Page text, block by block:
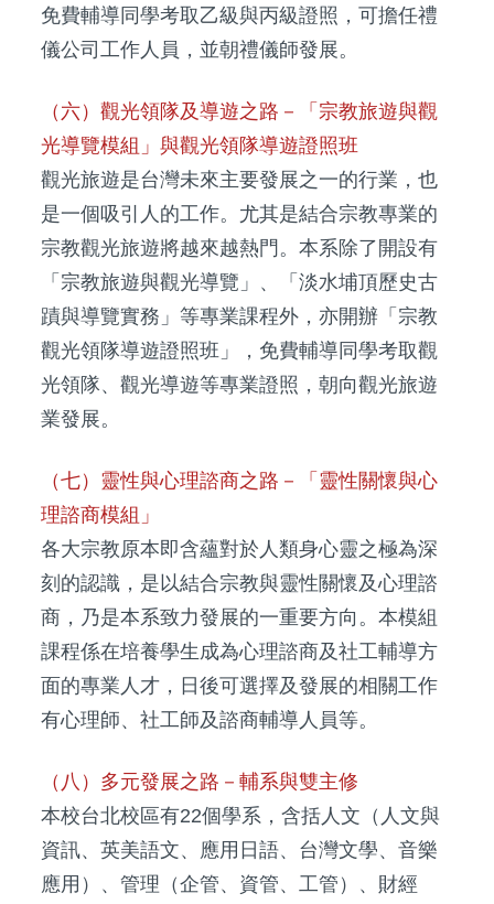
免費輔導同學考取乙級與丙級證照，可擔任禮
儀公司工作人員，並朝禮儀師發展。
（六）觀光領隊及導遊之路－「宗教旅遊與觀
光導覽模組」與觀光領隊導遊證照班
觀光旅遊是台灣未來主要發展之一的行業，也
是一個吸引人的工作。尤其是結合宗教專業的
宗教觀光旅遊將越來越熱門。本系除了開設有
「宗教旅遊與觀光導覽」、「淡水埔頂歷史古
蹟與導覽實務」等專業課程外，亦開辦「宗教
觀光領隊導遊證照班」，免費輔導同學考取觀
光領隊、觀光導遊等專業證照，朝向觀光旅遊
業發展。
（七）靈性與心理諮商之路－「靈性關懷與心
理諮商模組」
各大宗教原本即含蘊對於人類身心靈之極為深
刻的認識，是以結合宗教與靈性關懷及心理諮
商，乃是本系致力發展的一重要方向。本模組
課程係在培養學生成為心理諮商及社工輔導方
面的專業人才，日後可選擇及發展的相關工作
有心理師、社工師及諮商輔導人員等。
（八）多元發展之路－輔系與雙主修
本校台北校區有22個學系，含括人文（人文與
資訊、英美語文、應用日語、台灣文學、音樂
應用）、管理（企管、資管、工管）、財經